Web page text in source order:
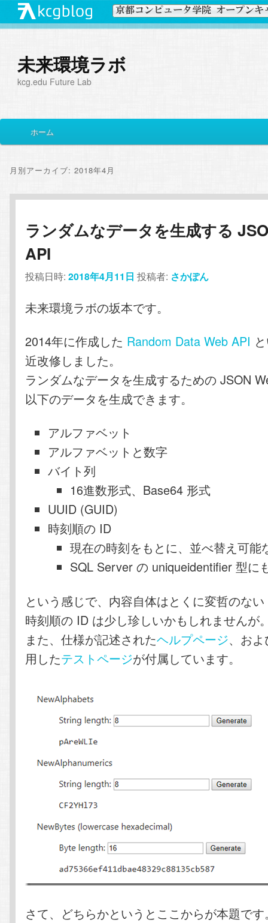
未来環境ラボ
kcg.edu Future Lab
イ
メ
ン
ン
テ
ン
ツ
へ
移
サ
コ
テ
ン
ツ
へ
移
動
ホーム
月別アーカイブ:2018年4月
ランダムなデータを生成する
API
投稿日時:2018年4月11日 投稿者: さかぽん
未来環境ラボの坂本です。
2014年に作成した Random Data Web API
近改修しました。
ランダムなデータを生成するための JSON
以下のデータを生成できます。
アルファベット
アルファベットと数字
バイト列
16進数形式、Base64 形式
UUID (GUID)
時刻順の ID
現在の時刻をもとに、並べ替え可能
SQL Server の uniqueidentifier 型に
という感じで、内容自体はとくに変哲のな
時刻順の ID は少し珍しいかもしれませんが
また、仕様が記述されたヘルプページ、お
用したテストページが付属しています。
さて、どちらかというとここからが本題です